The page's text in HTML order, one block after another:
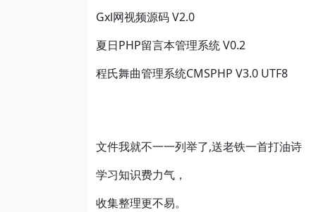
Gxl网视频源码 V2.0
夏日PHP留言本管理系统 V0.2
程氏舞曲管理系统CMSPHP V3.0 UTF8
文件我就不一一列举了,送老铁一首打油诗
学习知识费力气，
收集整理更不易。